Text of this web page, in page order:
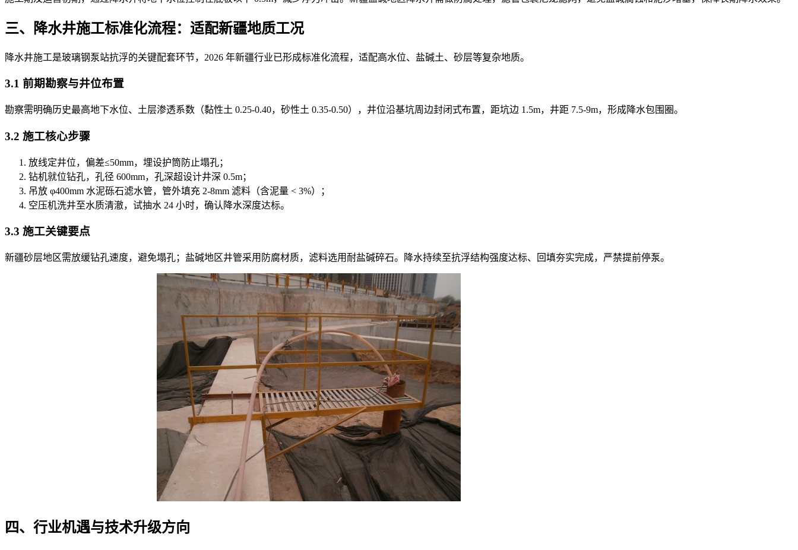
三、降水井施工标准化流程：适配新疆地质工况
降水井施工是玻璃钢泵站抗浮的关键配套环节，2026 年新疆行业已形成标准化流程，适配高水位、盐碱土、砂层等复杂地质。
3.1 前期勘察与井位布置
勘察需明确历史最高地下水位、土层渗透系数（黏性土 0.25-0.40，砂性土 0.35-0.50），井位沿基坑周边封闭式布置，距坑边 1.5m，井距 7.5-9m，形成降水包围圈。
3.2 施工核心步骤
放线定井位，偏差≤50mm，埋设护筒防止塌孔；
钻机就位钻孔，孔径 600mm，孔深超设计井深 0.5m；
吊放 φ400mm 水泥砾石滤水管，管外填充 2-8mm 滤料（含泥量 < 3%）；
空压机洗井至水质清澈，试抽水 24 小时，确认降水深度达标。
3.3 施工关键要点
新疆砂层地区需放缓钻孔速度，避免塌孔；盐碱地区井管采用防腐材质，滤料选用耐盐碱碎石。降水持续至抗浮结构强度达标、回填夯实完成，严禁提前停泵。
四、行业机遇与技术升级方向